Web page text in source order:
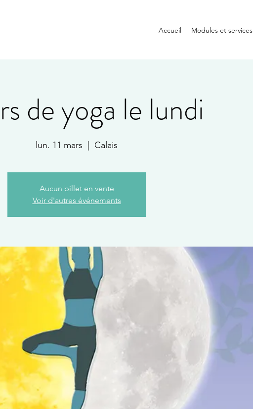
Accueil Modules et services
de yoga le lundi
lun. 11 mars Calais
Aucun billet en vente
Voir d'autres événements